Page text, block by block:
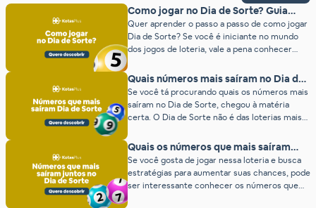
Como jogar no Dia de Sorte? Guia
completo atualizado
Quer aprender o passo a passo de como jogar
Dia de Sorte? Se você é iniciante no mundo
dos jogos de loteria, vale a pena conhecer
essa modalidade de aposta e garantir a sua
chance de ganhar ótimos prêmios! Por isso,
para mais informações sobre o Dia de Sorte,
como funciona, dias de sorteio, entre […]
Quais números mais saíram no Dia de
Sorte? (2026)
Se você tá procurando quais os números mais
saíram no Dia de Sorte, chegou à matéria
certa. O Dia de Sorte não é das loterias mais
2018. Mas, apesar disso, já é possível saber
pelos sorteios quais são os os números que
mais saíram no Dia de Sorte. […]
Quais os números que mais saíram
juntos no Dia de Sorte?
Se você gosta de jogar nessa loteria e busca
estratégias para aumentar suas chances, pode
ser interessante conhecer os números que
mais saíram juntos no Dia de Sorte. O Dia de